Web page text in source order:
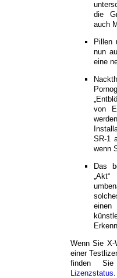
die
auch
Pillen
nun
eine
von
SR-1
wenn
Das
Wenn Sie X-
einer
finden
Lizenzstatus.